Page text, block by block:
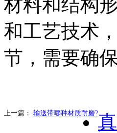
材料和结构
和工艺技术
节，需要确
上一篇： 输送带哪种材质耐磨?